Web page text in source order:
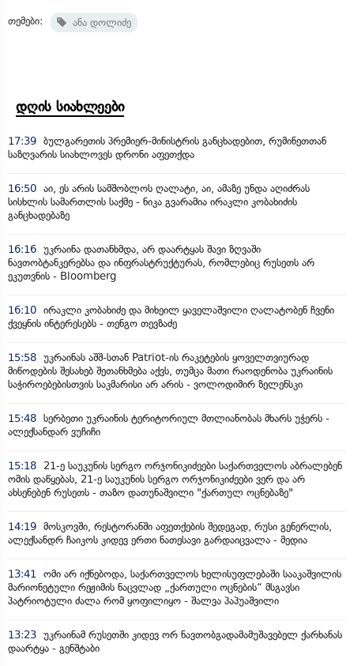
თემები: ანა დოლიძე
დღის სიახლეები
17:39 ბულგარეთის პრემიერ-მინისტრის განცხადებით, რუმინეთთან
საზღვარის სიახლოვეს დრონი აფეთქდა
16:50 აი, ეს არის სამშობლოს ღალატი, აი, ამაზე უნდა აღიძრას
სისხლის სამართლის საქმე - ნიკა გვარამია ირაკლი კობახიძის
განცხადებაზე
16:16 უკრაინა დათანხმდა, არ დაარტყას შავი ზღვაში
ნავთობტანკერებსა და ინფრასტრუქტურას, რომლებიც რუსეთს არ
ეკუთვნის - Bloomberg
16:10 ირაკლი კობახიძე და მიხეილ ყაველაშვილი ღალატობენ ჩვენი
ქვეყნის ინტერესებს - თენგო თევზაძე
15:58 უკრაინას აშშ-სთან Patriot-ის რაკეტების ყოველთვიურად
მიწოდების შესახებ შეთანხმება აქვს, თუმცა მათი რაოდენობა უკრაინის
საჭიროებებისთვის საკმარისი არ არის - ვოლოდიმირ ზელენსკი
15:48 სერბეთი უკრაინის ტერიტორიულ მთლიანობას მხარს უჭერს -
ალექსანდარ ვუჩიჩი
15:18
21-ე საუკუნის სერგო ორჯონიკიძეები საქართველოს აბრალებენ
ომის დაწყებას, 21-ე საუკუნის სერგო ორჯონიკიძეები ვერ და არ
ახსენებენ რუსეთს - თაზო დათუნაშვილი "ქართულ ოცნებაზე"
14:19 მოსკოვში, რესტორანში აფეთქების შედეგად, რუსი გენერლის,
ალექსანდრ ჩაიკოს კიდევ ერთი ნათესავი გარდაიცვალა - მედია
13:41
ომი არ იქნებოდა, საქართველოს ხელისუფლებაში სააკაშვილის
მარიონეტული რეჟიმის ნაცვლად „ქართული ოცნების“ მსგავსი
პატრიოტული ძალა რომ ყოფილიყო - შალვა პაპუაშვილი
13:23 უკრაინამ რუსეთში კიდევ ორ ნავთობგადამამუშავებელ ქარხანას
დაარტყა - გენშტაბი